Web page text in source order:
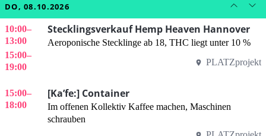
DO, 08.10.2026
10:00–
13:00
15:00–
19:00
Stecklingsverkauf Hemp Heaven Hannover
Aeroponische Stecklinge ab 18, THC liegt unter 10 %
PLATZprojekt
15:00–
18:00
[Ka’fe:] Container
Im offenen Kollektiv Kaffee machen, Maschinen
schrauben